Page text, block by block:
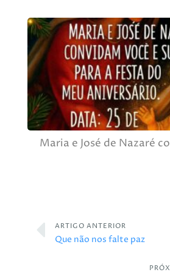
Maria e José de Nazaré
ARTIGO ANTERIOR
Que não nos falte paz